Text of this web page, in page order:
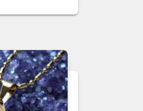
prix :
à
299,00€